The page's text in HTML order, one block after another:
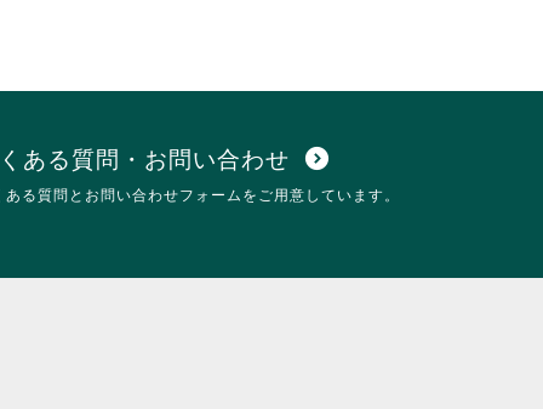
ある質問・お問い合わせ expand_circle_down
ある質問とお問い合わせフォームをご用意しています。